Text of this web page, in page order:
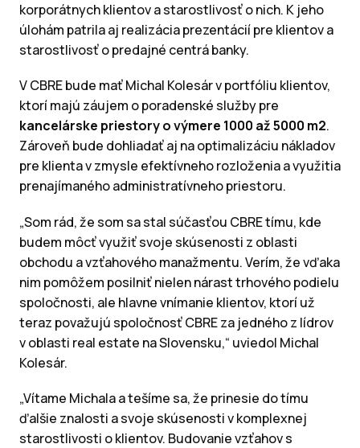
korporátnych klientov a starostlivosť o nich. K jeho
úlohám patrila aj realizácia prezentácií pre klientov a
starostlivosť o predajné centrá banky.
V CBRE bude mať Michal Kolesár v portfóliu klientov,
ktorí majú záujem o poradenské služby pre
kancelárske priestory o výmere 1000 až 5000 m2.
Zároveň bude dohliadať aj na optimalizáciu nákladov
pre klienta v zmysle efektívneho rozloženia a využitia
prenajímaného administratívneho priestoru.
„Som rád, že som sa stal súčasťou CBRE tímu, kde
budem môcť využiť svoje skúsenosti z oblasti
obchodu a vzťahového manažmentu. Verím, že vďaka
nim pomôžem posilniť nielen nárast trhového podielu
spoločnosti, ale hlavne vnímanie klientov, ktorí už
teraz považujú spoločnosť CBRE za jedného z lídrov
v oblasti real estate na Slovensku,“ uviedol Michal
Kolesár.
„Vítame Michala a tešíme sa, že prinesie do tímu
ďalšie znalosti a svoje skúsenosti v komplexnej
starostlivosti o klientov. Budovanie vzťahov s